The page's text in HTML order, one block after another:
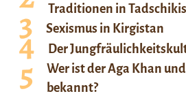
Traditionen in
Sexismus in Kirgistan
Der
Wer ist der Aga Khan
bekannt?